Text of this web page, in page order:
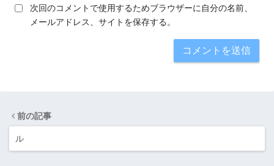
次回のコメントで使用するためブラウザーに自分の名前、
メールアドレス、サイトを保存する。
前の記事
ル